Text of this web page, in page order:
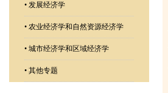
• 发展经济学
• 农业经济学和自然资源经济学
• 城市经济学和区域经济学
• 其他专题